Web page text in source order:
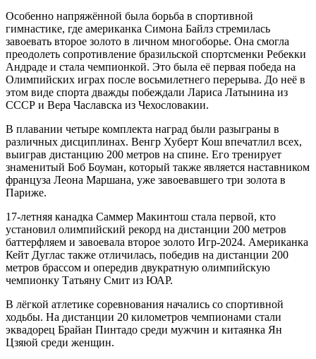
Особенно напряжённой была борьба в спортивной
гимнастике, где американка Симона Байлз стремилась
завоевать второе золото в личном многоборье. Она смогла
преодолеть сопротивление бразильской спортсменки Ребекки
Андраде и стала чемпионкой. Это была её первая победа на
Олимпийских играх после восьмилетнего перерыва. До неё в
этом виде спорта дважды побеждали Лариса Латынина из
СССР и Вера Чаславска из Чехословакии.
В плавании четыре комплекта наград были разыграны в
различных дисциплинах. Венгр Хуберт Кош впечатлил всех,
выиграв дистанцию 200 метров на спине. Его тренирует
знаменитый Боб Боуман, который также является наставником
француза Леона Маршана, уже завоевавшего три золота в
Париже.
17-летняя канадка Саммер Макинтош стала первой, кто
установил олимпийский рекорд на дистанции 200 метров
баттерфляем и завоевала второе золото Игр-2024. Американка
Кейт Дуглас также отличилась, победив на дистанции 200
метров брассом и опередив двукратную олимпийскую
чемпионку Татьяну Смит из ЮАР.
В лёгкой атлетике соревнования начались со спортивной
ходьбы. На дистанции 20 километров чемпионами стали
эквадорец Брайан Пинтадо среди мужчин и китаянка Ян
Цзяюй среди женщин.